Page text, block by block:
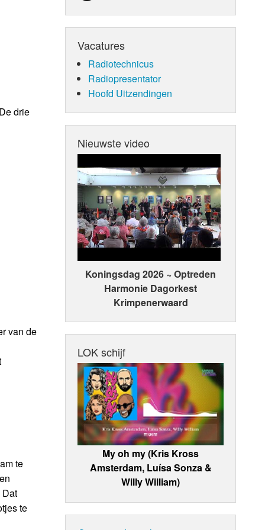
drie
van de
te
te
Vacatures
Radiotechnicus
Radiopresentator
Hoofd Uitzendingen
Nieuwste video
Koningsdag 2026 ~ Optreden
Harmonie Dagorkest
Krimpenerwaard
LOK schijf
My oh my (Kris Kross
Amsterdam, Luísa Sonza &
Willy William)